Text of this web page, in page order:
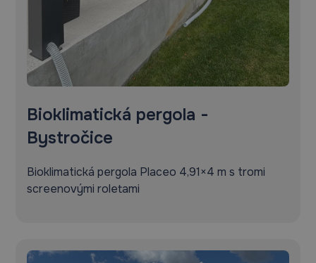
Bioklimatická pergola -
Bystročice
Bioklimatická pergola Placeo 4,91×4 m s tromi
screenovými roletami